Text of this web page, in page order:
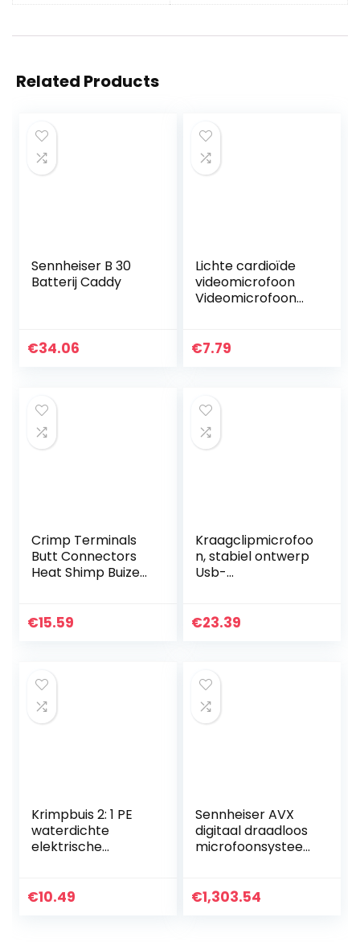
Related Products
Sennheiser B 30
Batterij Caddy
€34.06
Lichte cardioïde
videomicrofoon
Videomicrofoon
€7.79
Crimp Terminals
Butt Connectors
Heat Shimp Buizen
opbergtas (6
€15.59
Kraagclipmicrofoo
n, stabiel ontwerp
Usb-
gebruikt voor
€23.39
Krimpbuis 2: 1 PE
waterdichte
elektrische
warmte isolatie
€10.49
Sennheiser AVX
digitaal draadloos
microfoonsysteem
combo-set
€1,303.54